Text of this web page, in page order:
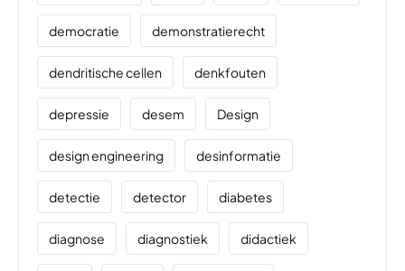
democratie demonstratierecht
dendritische cellen denkfouten
depressie desem Design
design engineering desinformatie
detectie detector diabetes
diagnose diagnostiek didactiek